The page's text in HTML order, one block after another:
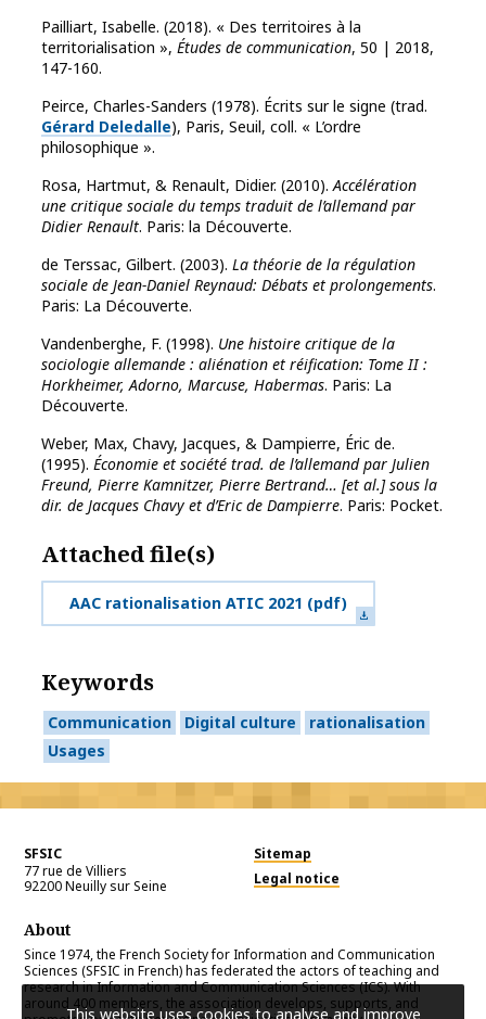
Pailliart, Isabelle. (2018). « Des territoires à la
territorialisation », Études de communication, 50 | 2018,
147-160.
Peirce, Charles-Sanders (1978). Écrits sur le signe (trad.
Gérard Deledalle), Paris, Seuil, coll. « L’ordre
philosophique ».
Rosa, Hartmut, & Renault, Didier. (2010). Accélération
une critique sociale du temps traduit de l’allemand par
Didier Renault. Paris: la Découverte.
de Terssac, Gilbert. (2003). La théorie de la régulation
sociale de Jean-Daniel Reynaud: Débats et prolongements.
Paris: La Découverte.
Vandenberghe, F. (1998). Une histoire critique de la
sociologie allemande : aliénation et réification: Tome II :
Horkheimer, Adorno, Marcuse, Habermas. Paris: La
Découverte.
Weber, Max, Chavy, Jacques, & Dampierre, Éric de.
(1995). Économie et société trad. de l’allemand par Julien
Freund, Pierre Kamnitzer, Pierre Bertrand… [et al.] sous la
dir. de Jacques Chavy et d’Eric de Dampierre. Paris: Pocket.
Attached file(s)
AAC rationalisation ATIC 2021 (pdf)
Keywords
Communication Digital culture
rationalisation
Usages
SFSIC
77 rue de Villiers
92200Neuilly sur Seine
Sitemap
Legal notice
About
Since 1974, the French Society for Information and Communication
Sciences (SFSIC in French) has federated the actors of teaching and
research in Information and Communication Sciences (ICS). With
around 400 members, the association develops, supports, and
This website uses cookies to analyse and improve